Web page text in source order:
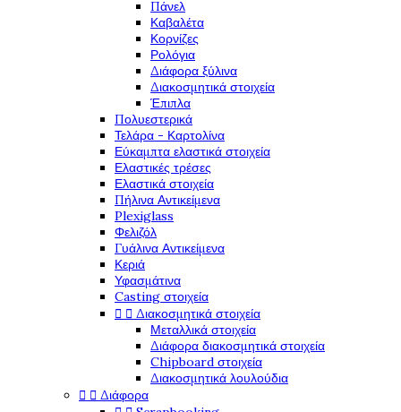
Πάνελ
Καβαλέτα
Κορνίζες
Ρολόγια
Διάφορα ξύλινα
Διακοσμητικά στοιχεία
Έπιπλα
Πολυεστερικά
Τελάρα - Καρτολίνα
Εύκαμπτα ελαστικά στοιχεία
Ελαστικές τρέσες
Ελαστικά στοιχεία
Πήλινα Αντικείμενα
Plexiglass
Φελιζόλ
Γυάλινα Αντικείμενα
Κεριά
Υφασμάτινα
Casting στοιχεία
  Διακοσμητικά στοιχεία
Μεταλλικά στοιχεία
Διάφορα διακοσμητικά στοιχεία
Chipboard στοιχεία
Διακοσμητικά λουλούδια
  Διάφορα